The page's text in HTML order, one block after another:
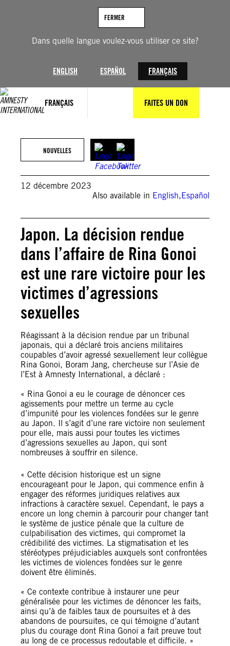
Dans quelle langue voulez-vous utiliser ce site?
ENGLISH ESPAÑOL FRANÇAIS
FERMER
FRANÇAIS FAITES UN DON
NOUVELLES
12 décembre 2023
Also available in English,Español
Japon. La décision rendue
dans l’affaire de Rina Gonoi
est une rare victoire pour les
victimes d’agressions
sexuelles
Réagissant à la décision rendue par un tribunal
japonais, qui a déclaré trois anciens militaires
coupables d’avoir agressé sexuellement leur collègue
Rina Gonoi, Boram Jang, chercheuse sur l’Asie de
l’Est à Amnesty International, a déclaré :
« Rina Gonoi a eu le courage de dénoncer ces
agissements pour mettre un terme au cycle
d’impunité pour les violences fondées sur le genre
au Japon. Il s’agit d’une rare victoire non seulement
pour elle, mais aussi pour toutes les victimes
d’agressions sexuelles au Japon, qui sont
nombreuses à souffrir en silence.
« Cette décision historique est un signe
encourageant pour le Japon, qui commence enfin à
engager des réformes juridiques relatives aux
infractions à caractère sexuel. Cependant, le pays a
encore un long chemin à parcourir pour changer tant
le système de justice pénale que la culture de
culpabilisation des victimes, qui compromet la
crédibilité des victimes. La stigmatisation et les
stéréotypes préjudiciables auxquels sont confrontées
les victimes de violences fondées sur le genre
doivent être éliminés.
« Ce contexte contribue à instaurer une peur
généralisée pour les victimes de dénoncer les faits,
ainsi qu’à de faibles taux de poursuites et à des
abandons de poursuites, ce qui témoigne d’autant
plus du courage dont Rina Gonoi a fait preuve tout
au long de ce processus redoutable et difficile. »